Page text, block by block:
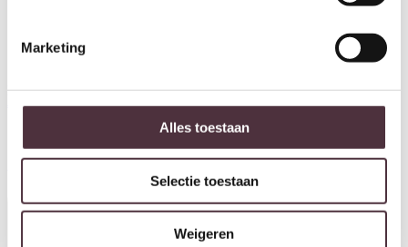
Marketing
Alles toestaan
Selectie toestaan
Weigeren
Livingfurn Sturdy U 160×90 cm
499,00
Livingfurn Kala Oval Spider
€849,00
Aanbieding!